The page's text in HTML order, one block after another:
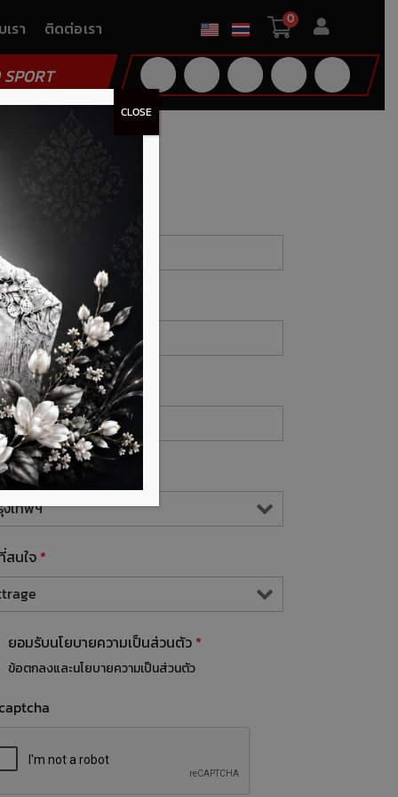
รา ติดต่อเรา 0
SPORT
ะเบียนรับส่วนลด
รอกฟิลด์ที่มีเครื่องหมาย
ร์โทร / Line ID *
ที่ท่านอาศัยอยู่
สนใจ *
ยอมรับนโยบายความเป็นส่วนตัว *
ข้อตกลงและนโยบายความเป็นส่วนตัว
CLOSE